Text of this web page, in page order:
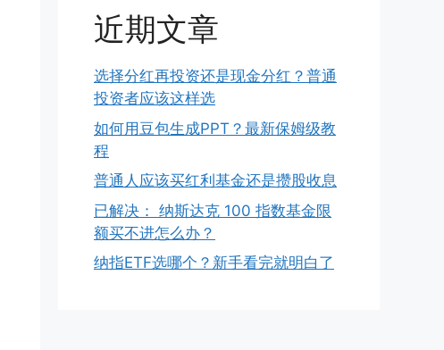
近期文章
选择分红再投资还是现金分红？普通
投资者应该这样选
如何用豆包生成PPT？最新保姆级教
程
普通人应该买红利基金还是攒股收息
已解决： 纳斯达克 100 指数基金限
额买不进怎么办？
纳指ETF选哪个？新手看完就明白了